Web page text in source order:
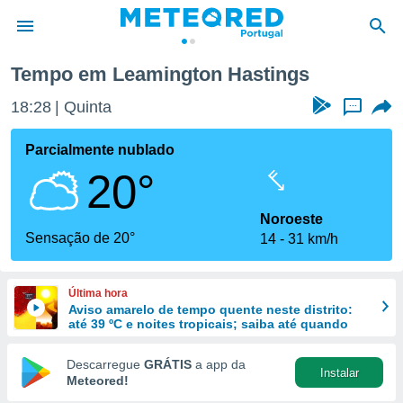
da
foi
fornecidas
a este
das
e
forma
digital
Tempo em Leamington Hastings
18:28 Quinta ...
Parcialmente nublado
20°
Sensação de 20°
Noroeste
14
31 km/h
Última hora
Aviso amarelo de tempo quente neste distrito:
até 39 ºC e noites tropicais; saiba até quando
Descarregue GRÁTIS a app da
Meteored!
Instalar